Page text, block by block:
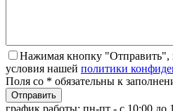
Нажимая кнопку "Отправить",
условия нашей политики
Поля со * обязательны к